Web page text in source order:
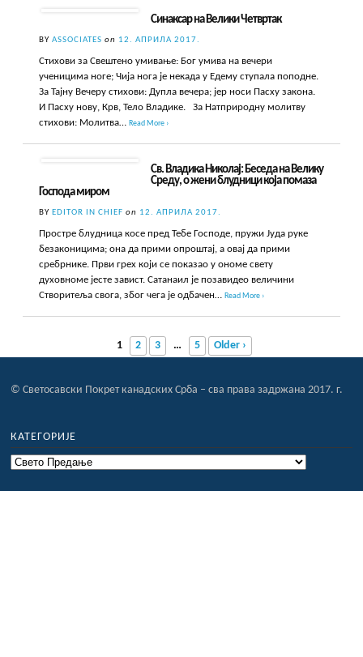
Синаксар на Велики Четвртак
BYASSOCIATES on 12. АПРИЛА 2017.
Стихови за Свештено умивање: Бог умива на вечери
ученицима ноге; Чија нога је некада у Едему ступала поподне.
За Тајну Вечеру стихови: Дупла вечера; јер носи Пасху закона.
И Пасху нову, Крв, Тело Владике. За Натприродну молитву
стихови: Молитва…Read More ›
Св. Владика Николај: Беседа на Велику
Среду, о жени блудници која помаза
Господа миром
BYEDITOR IN CHIEF on 12. АПРИЛА 2017.
Простре блудница косе пред Тебе Господе, пружи Јуда руке
безаконицима; она да прими опроштај, а овај да прими
сребрнике. Први грех који се показао у ономе свету
духовноме јесте завист. Сатанаил је позавидео величини
Створитеља свога, због чега је одбачен…Read More ›
1 2 3 … 5 Older ›
© Светосавски Покрет канадских Срба – сва права задржана 2017. г.
КАТЕГОРИЈЕ
Категорије